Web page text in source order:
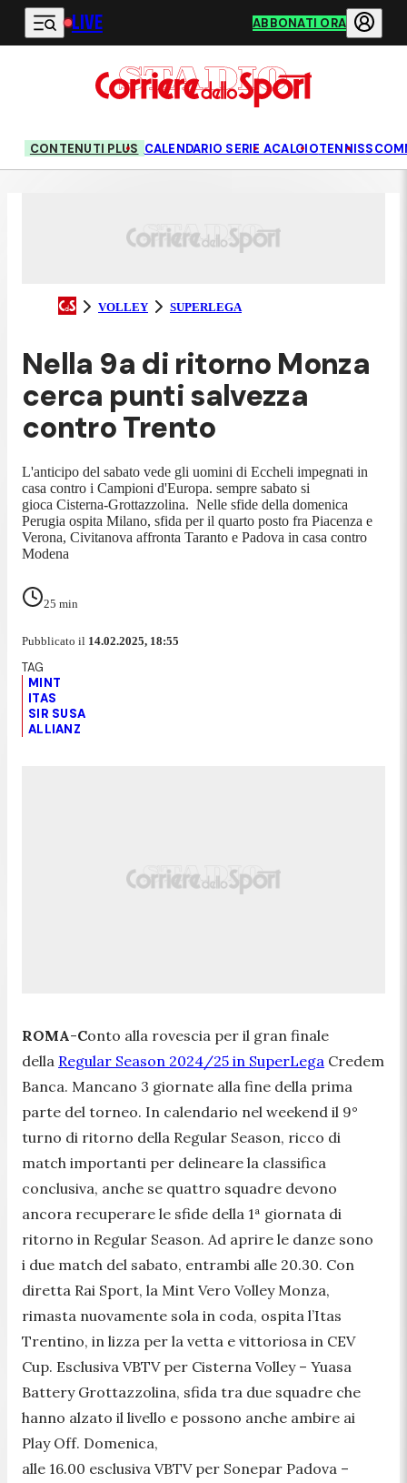
Vai al contenuto principale
LIVE ABBONATI ORA
CONTENUTI PLUS CALENDARIO SERIE ACALCIOTENNIS
VOLLEY SUPERLEGA
Nella 9a di ritorno Monza
cerca punti salvezza
contro Trento
L'anticipo del sabato vede gli uomini di Eccheli impegnati in
casa contro i Campioni d'Europa. sempre sabato si
gioca Cisterna-Grottazzolina. Nelle sfide della domenica
Perugia ospita Milano, sfida per il quarto posto fra Piacenza e
Verona, Civitanova affronta Taranto e Padova in casa contro
Modena
25 min
Pubblicato il 14.02.2025, 18:55
MINT
ITAS
SIR SUSA
ALLIANZ
ROMA-Conto alla rovescia per il gran finale
della Regular Season 2024/25 in SuperLega Credem
Banca. Mancano 3 giornate alla fine della prima
parte del torneo. In calendario nel weekend il 9°
turno di ritorno della Regular Season, ricco di
match importanti per delineare la classifica
conclusiva, anche se quattro squadre devono
ancora recuperare le sfide della 1ª giornata di
ritorno in Regular Season. Ad aprire le danze sono
i due match del sabato, entrambi alle 20.30. Con
diretta Rai Sport, la Mint Vero Volley Monza,
rimasta nuovamente sola in coda, ospita l’Itas
Trentino, in lizza per la vetta e vittoriosa in CEV
Cup. Esclusiva VBTV per Cisterna Volley – Yuasa
Battery Grottazzolina, sfida tra due squadre che
hanno alzato il livello e possono anche ambire ai
Play Off. Domenica,
alle 16.00 esclusiva VBTV per Sonepar Padova –